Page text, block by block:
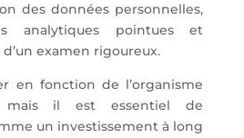
des données personnelles,
analytiques pointues et
examen rigoureux.
en fonction de l’organisme
mais il est essentiel de
un investissement à long